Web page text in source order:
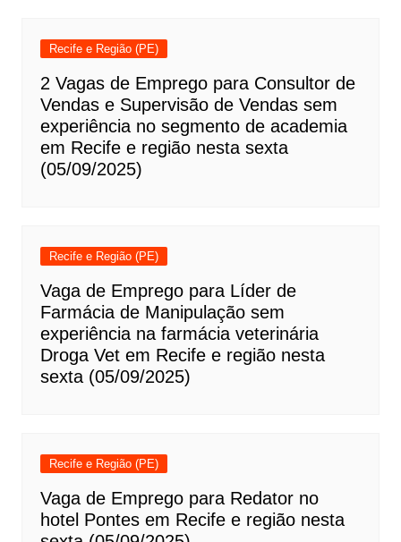
Recife e Região (PE)
2 Vagas de Emprego para Consultor de
Vendas e Supervisão de Vendas sem
experiência no segmento de academia
em Recife e região nesta sexta
(05/09/2025)
Recife e Região (PE)
Vaga de Emprego para Líder de
Farmácia de Manipulação sem
experiência na farmácia veterinária
Droga Vet em Recife e região nesta
sexta (05/09/2025)
Recife e Região (PE)
Vaga de Emprego para Redator no
hotel Pontes em Recife e região nesta